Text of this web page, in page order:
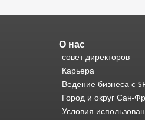
О нас
совет директоров
Карьера
Ведение бизнеса с
Город и округ Сан-
Условия